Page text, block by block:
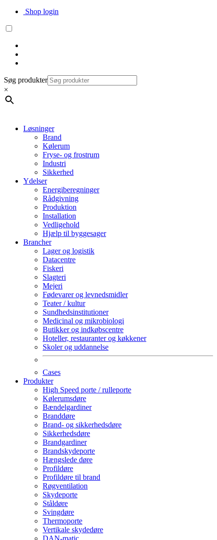
Shop login
Søg produkter
×
Løsninger
Brand
Kølerum
Fryse- og frostrum
Industri
Sikkerhed
Ydelser
Energiberegninger
Rådgivning
Produktion
Installation
Vedligehold
Hjælp til byggesager
Brancher
Lager og logistik
Datacentre
Fiskeri
Slagteri
Mejeri
Fødevarer og levnedsmidler
Teater / kultur
Sundhedsinstitutioner
Medicinal og mikrobiologi
Butikker og indkøbscentre
Hoteller, restauranter og køkkener
Skoler og uddannelse
Cases
Produkter
High Speed porte / rulleporte
Kølerumsdøre
Bændelgardiner
Branddøre
Brand- og sikkerhedsdøre
Sikkerhedsdøre
Brandgardiner
Brandskydeporte
Hængslede døre
Profildøre
Profildøre til brand
Røgventilation
Skydeporte
Ståldøre
Svingdøre
Thermoporte
Vertikale skydedøre